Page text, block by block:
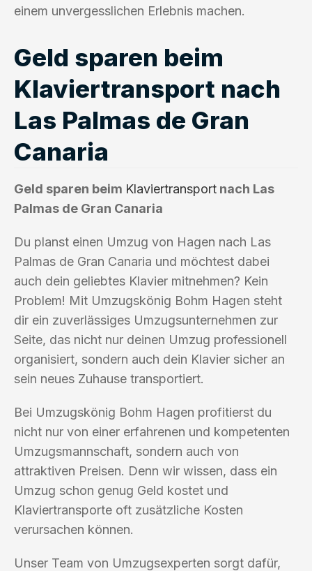
einem unvergesslichen Erlebnis machen.
Geld sparen beim
Klaviertransport nach
Las Palmas de Gran
Canaria
Geld sparen beim Klaviertransport nach Las
Palmas de Gran Canaria
Du planst einen Umzug von Hagen nach Las
Palmas de Gran Canaria und möchtest dabei
auch dein geliebtes Klavier mitnehmen? Kein
Problem! Mit Umzugskönig Bohm Hagen steht
dir ein zuverlässiges Umzugsunternehmen zur
Seite, das nicht nur deinen Umzug professionell
organisiert, sondern auch dein Klavier sicher an
sein neues Zuhause transportiert.
Bei Umzugskönig Bohm Hagen profitierst du
nicht nur von einer erfahrenen und kompetenten
Umzugsmannschaft, sondern auch von
attraktiven Preisen. Denn wir wissen, dass ein
Umzug schon genug Geld kostet und
Klaviertransporte oft zusätzliche Kosten
verursachen können.
Unser Team von Umzugsexperten sorgt dafür,